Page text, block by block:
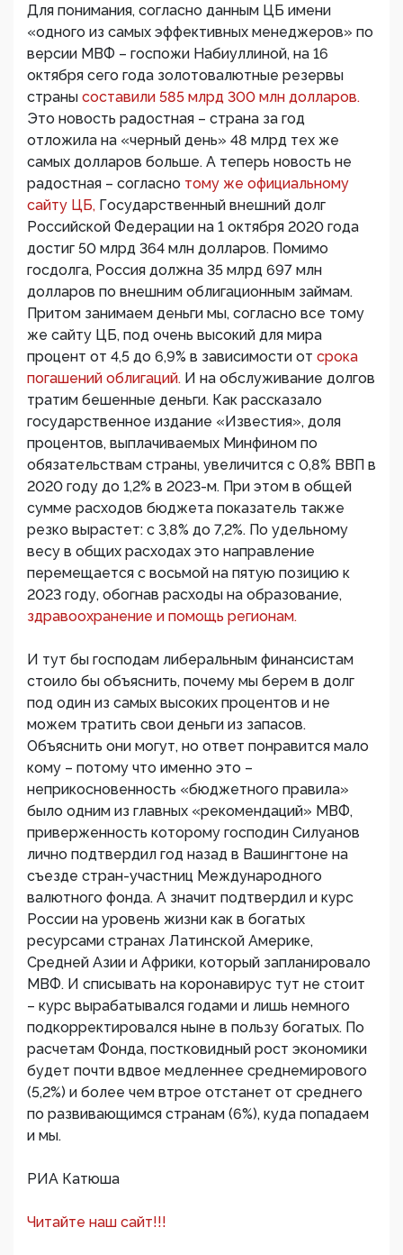
Для понимания, согласно данным ЦБ имени
«одного из самых эффективных менеджеров» по
версии МВФ – госпожи Набиуллиной, на 16
октября сего года золотовалютные резервы
страны составили 585 млрд 300 млн долларов.
Это новость радостная – страна за год
отложила на «черный день» 48 млрд тех же
самых долларов больше. А теперь новость не
радостная – согласно тому же официальному
сайту ЦБ, Государственный внешний долг
Российской Федерации на 1 октября 2020 года
достиг 50 млрд 364 млн долларов. Помимо
госдолга, Россия должна 35 млрд 697 млн
долларов по внешним облигационным займам.
Притом занимаем деньги мы, согласно все тому
же сайту ЦБ, под очень высокий для мира
процент от 4,5 до 6,9% в зависимости от срока
погашений облигаций. И на обслуживание долгов
тратим бешенные деньги. Как рассказало
государственное издание «Известия», доля
процентов, выплачиваемых Минфином по
обязательствам страны, увеличится с 0,8% ВВП в
2020 году до 1,2% в 2023-м. При этом в общей
сумме расходов бюджета показатель также
резко вырастет: с 3,8% до 7,2%. По удельному
весу в общих расходах это направление
перемещается с восьмой на пятую позицию к
2023 году, обогнав расходы на образование,
здравоохранение и помощь регионам.
И тут бы господам либеральным финансистам
стоило бы объяснить, почему мы берем в долг
под один из самых высоких процентов и не
можем тратить свои деньги из запасов.
Объяснить они могут, но ответ понравится мало
кому – потому что именно это –
неприкосновенность «бюджетного правила»
было одним из главных «рекомендаций» МВФ,
приверженность которому господин Силуанов
лично подтвердил год назад в Вашингтоне на
съезде стран-участниц Международного
валютного фонда. А значит подтвердил и курс
России на уровень жизни как в богатых
ресурсами странах Латинской Америке,
Средней Азии и Африки, который запланировало
МВФ. И списывать на коронавирус тут не стоит
– курс вырабатывался годами и лишь немного
подкорректировался ныне в пользу богатых. По
расчетам Фонда, постковидный рост экономики
будет почти вдвое медленнее среднемирового
(5,2%) и более чем втрое отстанет от среднего
по развивающимся странам (6%), куда попадаем
и мы.
РИА Катюша
Читайте наш сайт!!!